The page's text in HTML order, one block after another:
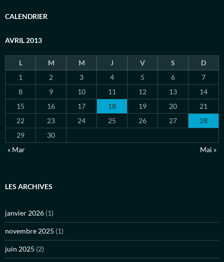
CALENDRIER
AVRIL 2013
L M M J V S
D
1
2 3 4 5 6
7
8
9 10 11 12 13
14
15
16 17 18 19 20
21
22
23 24 25 26 27
28
29
30
« Mar
Mai »
LES ARCHIVES
janvier 2026 (1)
novembre 2025 (1)
juin 2025 (2)